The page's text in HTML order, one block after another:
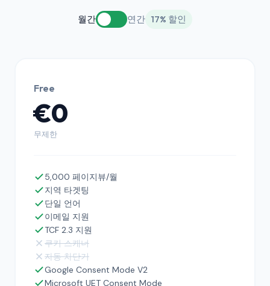
월간 연간 17% 할인
Free
€0
무제한
5,000 페이지뷰/월
지역 타겟팅
단일 언어
이메일 지원
TCF 2.3 지원
쿠키 스캐너
자동 차단기
Google Consent Mode V2
Microsoft UET Consent Mode